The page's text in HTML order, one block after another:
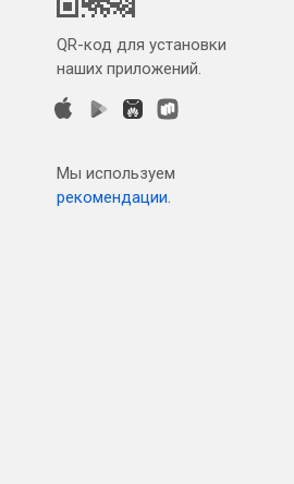
QR-код для установки
наших приложений.
Мы используем
рекомендации.